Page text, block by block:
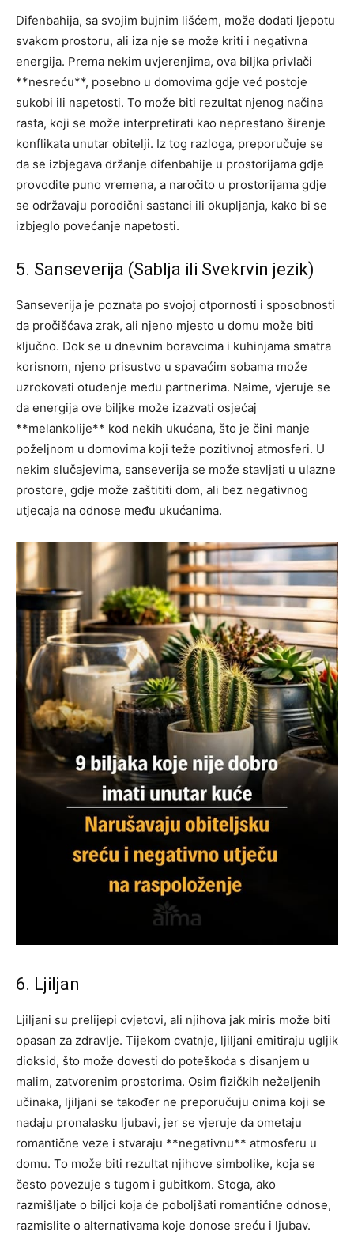
Difenbahija, sa svojim bujnim lišćem, može dodati ljepotu
svakom prostoru, ali iza nje se može kriti i negativna
energija. Prema nekim uvjerenjima, ova biljka privlači
**nesreću**, posebno u domovima gdje već postoje
sukobi ili napetosti. To može biti rezultat njenog načina
rasta, koji se može interpretirati kao neprestano širenje
konflikata unutar obitelji. Iz tog razloga, preporučuje se
da se izbjegava držanje difenbahije u prostorijama gdje
provodite puno vremena, a naročito u prostorijama gdje
se održavaju porodični sastanci ili okupljanja, kako bi se
izbjeglo povećanje napetosti.
5. Sanseverija (Sablja ili Svekrvin jezik)
Sanseverija je poznata po svojoj otpornosti i sposobnosti
da pročišćava zrak, ali njeno mjesto u domu može biti
ključno. Dok se u dnevnim boravcima i kuhinjama smatra
korisnom, njeno prisustvo u spavaćim sobama može
uzrokovati otuđenje među partnerima. Naime, vjeruje se
da energija ove biljke može izazvati osjećaj
**melankolije** kod nekih ukućana, što je čini manje
poželjnom u domovima koji teže pozitivnoj atmosferi. U
nekim slučajevima, sanseverija se može stavljati u ulazne
prostore, gdje može zaštititi dom, ali bez negativnog
utjecaja na odnose među ukućanima.
6. Ljiljan
Ljiljani su prelijepi cvjetovi, ali njihova jak miris može biti
opasan za zdravlje. Tijekom cvatnje, ljiljani emitiraju ugljik
dioksid, što može dovesti do poteškoća s disanjem u
malim, zatvorenim prostorima. Osim fizičkih neželjenih
učinaka, ljiljani se također ne preporučuju onima koji se
nadaju pronalasku ljubavi, jer se vjeruje da ometaju
romantične veze i stvaraju **negativnu** atmosferu u
domu. To može biti rezultat njihove simbolike, koja se
često povezuje s tugom i gubitkom. Stoga, ako
razmišljate o biljci koja će poboljšati romantične odnose,
razmislite o alternativama koje donose sreću i ljubav.